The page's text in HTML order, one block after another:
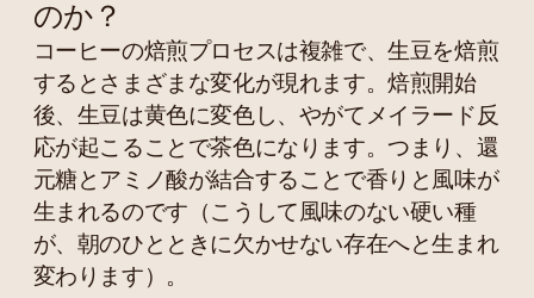
のか？
コーヒーの焙煎プロセスは複雑で、生豆を焙煎
するとさまざまな変化が現れます。焙煎開始
後、生豆は黄色に変色し、やがてメイラード反
応が起こることで茶色になります。つまり、還
元糖とアミノ酸が結合することで香りと風味が
生まれるのです（こうして風味のない硬い種
が、朝のひとときに欠かせない存在へと生まれ
変わります）。